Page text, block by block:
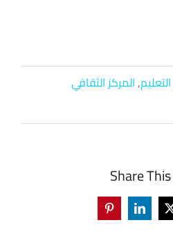
التعليم,المركز الثقافي
Share
X
LinkedIn
Pinterest